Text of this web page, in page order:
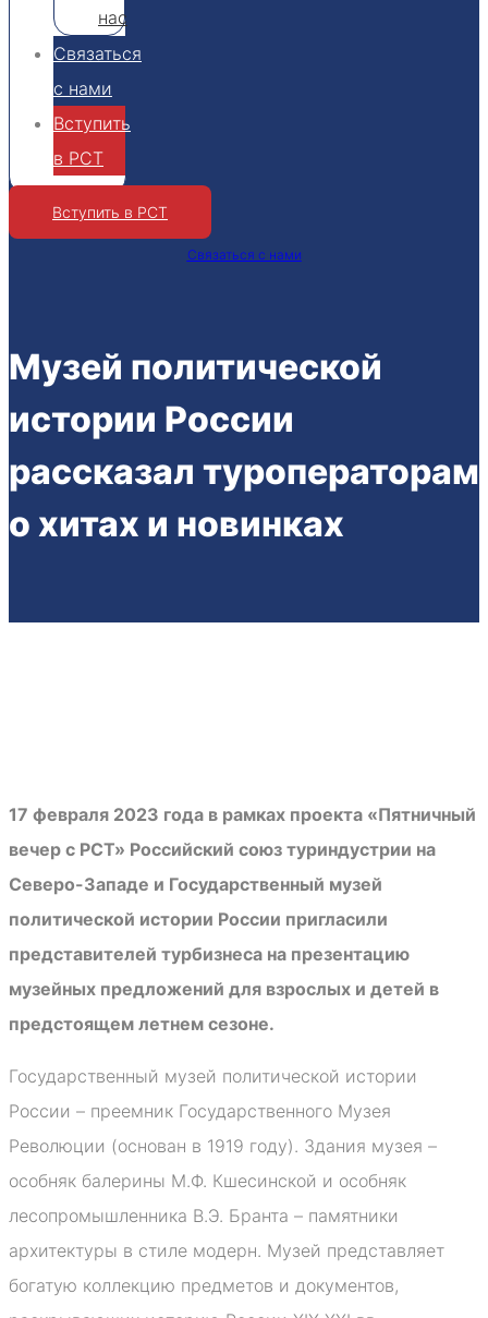
нас
Связаться
с нами
Вступить
в РСТ
Вступить в РСТ
Связаться с нами
Музей политической
истории России
рассказал туроператорам
о хитах и новинках
17 февраля 2023 года в рамках проекта «Пятничный
вечер с РСТ» Российский союз туриндустрии на
Северо-Западе и Государственный музей
политической истории России пригласили
представителей турбизнеса на презентацию
музейных предложений для взрослых и детей в
предстоящем летнем сезоне.
Государственный музей политической истории
России – преемник Государственного Музея
Революции (основан в 1919 году). Здания музея –
особняк балерины М.Ф. Кшесинской и особняк
лесопромышленника В.Э. Бранта – памятники
архитектуры в стиле модерн. Музей представляет
богатую коллекцию предметов и документов,